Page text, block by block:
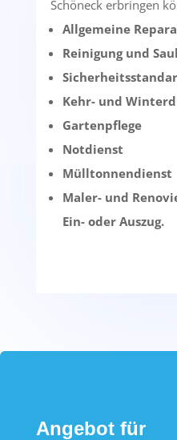
Schöneck erbringen
Allgemeine
Reinigung und
Kehr- und
Gartenpflege
Notdienst
Mülltonnendienst
Maler- und
Ein- oder Auszug.
Angebot für